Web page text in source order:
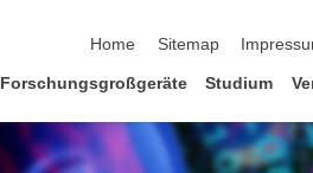
Home
Sitemap
Forschungsgroßgeräte Studium